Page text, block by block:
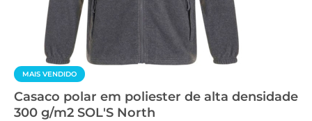
MAIS VENDIDO
Casaco polar em poliester de alta densidade
300 g/m2 SOL'S North